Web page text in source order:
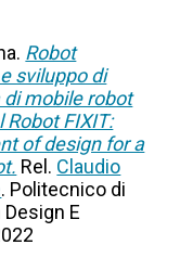
Robot
sviluppo di
mobile robot
FIXIT:
of design for a
Rel. Claudio
. Politecnico di
E